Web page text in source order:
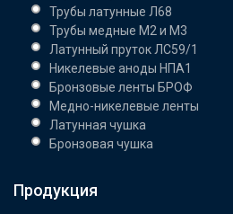
Трубы латунные Л68
Трубы медные М2 и М3
Латунный пруток ЛС59/1
Никелевые аноды НПА1
Бронзовые ленты БРОФ
Медно-никелевые ленты
Латунная чушка
Бронзовая чушка
Продукция